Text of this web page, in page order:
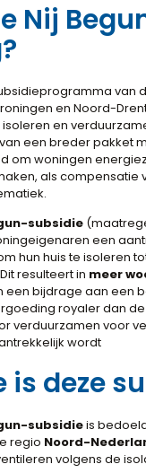
Nij
van
en Noord-
en
een breder pakket
om woningen
als compensatie
subsidie
een
hun huis te isoleren
resulteert in meer
een bijdrage aan een
royaler dan
verduurzamen voor
wordt
is deze
subsidieis
regio Noord-
volgens de